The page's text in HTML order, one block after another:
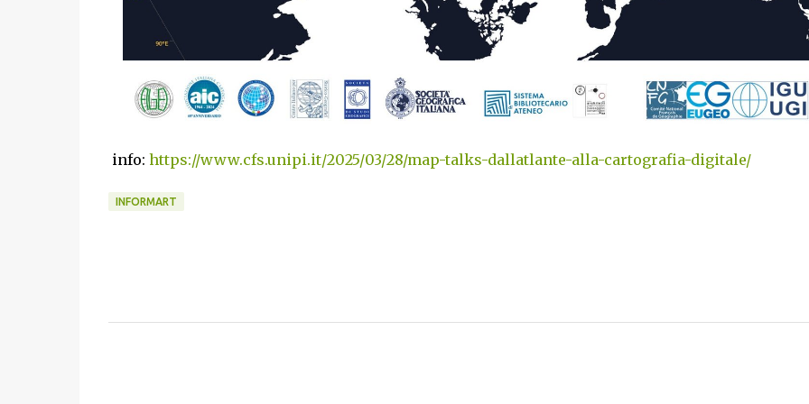
info: https://www.cfs.unipi.it/2025/03/28/map-talks-dallatlante-alla-cartografia-digitale/
INFORMART